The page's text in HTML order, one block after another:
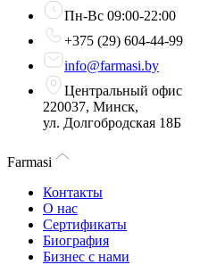
Пн-Вс 09:00-22:00
+375 (29) 604-44-99
info@farmasi.by
Центральный офис
220037, Минск,
ул. Долгобродская 18Б
Farmasi
Контакты
О нас
Сертификаты
Биография
Бизнес с нами